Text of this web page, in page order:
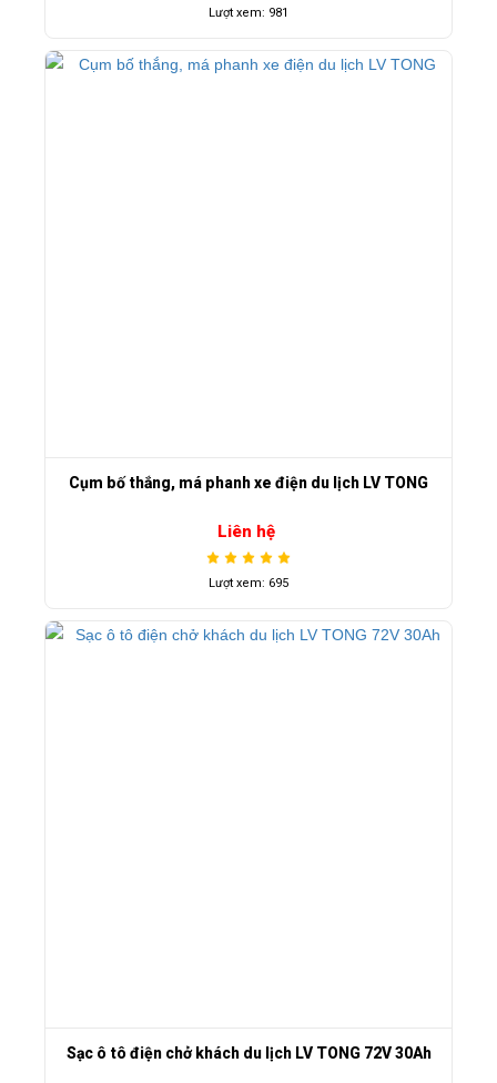
Lượt xem: 981
Cụm bố thắng, má phanh xe điện du lịch LV TONG
Liên hệ
Lượt xem: 695
Sạc ô tô điện chở khách du lịch LV TONG 72V 30Ah